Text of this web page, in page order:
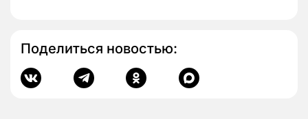
Поделиться новостью: